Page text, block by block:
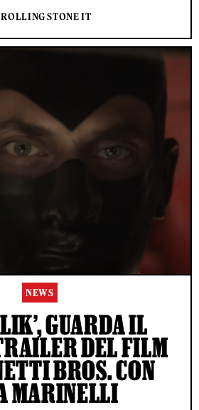
STONE IT
NEWS
GUARDA IL
DEL FILM
BROS. CON
MARINELLI